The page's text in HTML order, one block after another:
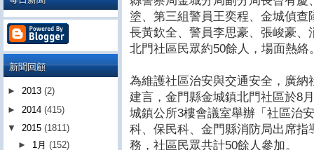
塗、第三組警員王奕程、金城偵
長黃欽全、警員李思豪、張峻豪
北門社區民眾約50餘人，場面熱絡
為維護社區治安與交通安全，廣
建言，金門縣金城鎮北門社區於8
城鎮公所3樓會議室舉辦「社區治
科、保民科、金門縣消防局出席
務，社區民眾共計50餘人參加。
新聞回顧
► 2013 (2)
► 2014 (415)
▼ 2015 (1811)
► 1月(152)